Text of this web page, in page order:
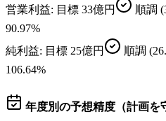
営業利益: 目標 33億円 順調
90.97%
純利益: 目標 25億円 順調
106.64%
年度別の予想精度（計画を